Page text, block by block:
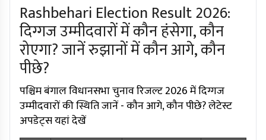
Rashbehari Election Result 2026:
दिग्गज उम्मीदवारों में कौन हंसेगा, कौन
रोएगा? जानें रुझानों में कौन आगे, कौन
पीछे?
पश्चिम बंगाल विधानसभा चुनाव रिजल्ट 2026 में दिग्गज
उम्मीदवारों की स्थिति जानें - कौन आगे, कौन पीछे? लेटेस्ट
अपडेट्स यहां देखें